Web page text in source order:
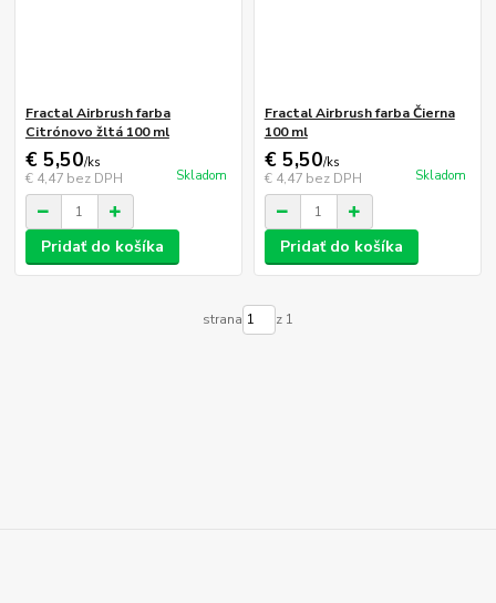
Fractal Airbrush farba
Citrónovo žltá 100 ml
€ 5,50/ks
€ 4,47 bez DPH Skladom
Pridať do košíka
Fractal Airbrush farba Čierna
100 ml
€ 5,50/ks
€ 4,47 bez DPH Skladom
Pridať do košíka
strana z 1